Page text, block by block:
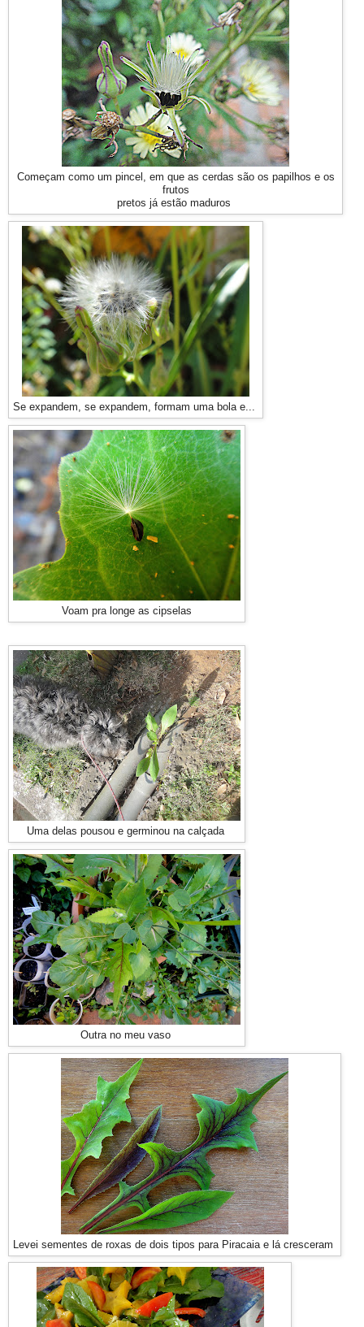
Começam como um pincel, em que as cerdas são os papilhos e os
frutos
pretos já estão maduros
Se expandem, se expandem, formam uma bola e...
Voam pra longe as cipselas
Uma delas pousou e germinou na calçada
Outra no meu vaso
Levei sementes de roxas de dois tipos para Piracaia e lá cresceram